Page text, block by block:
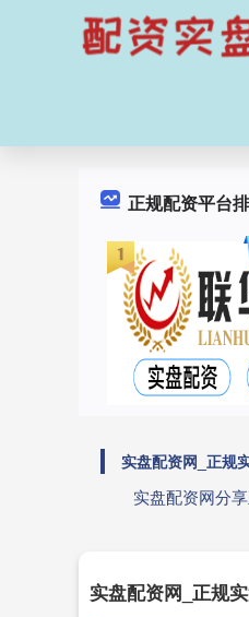
正规配资平台
实盘配资网_正规
实盘配资网分
实盘配资网_正规